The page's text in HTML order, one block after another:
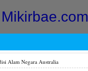
Mikirbae.com
Alam Negara Australia